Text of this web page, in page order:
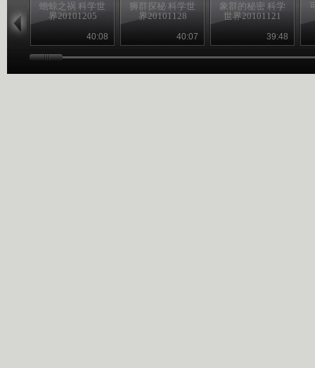
蟾蜍之祸 科学世
界20101205
40:08
狮群探秘 科学世
界20101128
40:07
象群的秘密 科学
世界20101121
39:48